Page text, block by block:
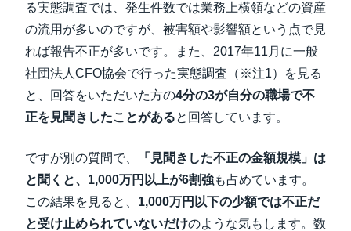
る実態調査では、発生件数では業務上横領などの資産
の流用が多いのですが、被害額や影響額という点で見
れば報告不正が多いです。また、2017年11月に一般
社団法人CFO協会で行った実態調査（※注1）を見る
と、回答をいただいた方の4分の3が自分の職場で不
正を見聞きしたことがあると回答しています。
ですが別の質問で、
「見聞きした不正の金額規模」は
と聞くと、1,000万円以上が6割強も占めています。
この結果を見ると、 1,000万円以下の少額では不正だ
と受け止められていないだけのような気もします。数